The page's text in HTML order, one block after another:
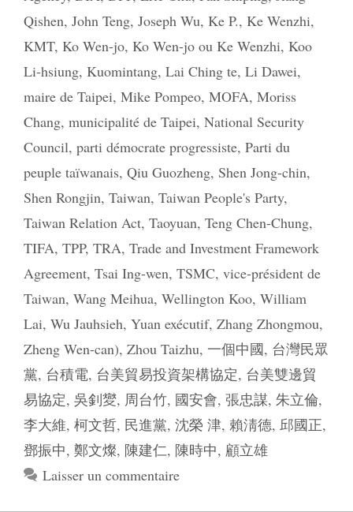
Qishen, John Teng, Joseph Wu, Ke P., Ke Wenzhi,
KMT, Ko Wen-jo, Ko Wen-jo ou Ke Wenzhi, Koo
Li-hsiung, Kuomintang, Lai Ching te, Li Dawei,
maire de Taipei, Mike Pompeo, MOFA, Moriss
Chang, municipalité de Taipei, National Security
Council, parti démocrate progressiste, Parti du
peuple taïwanais, Qiu Guozheng, Shen Jong-chin,
Shen Rongjin, Taiwan, Taiwan People's Party,
Taiwan Relation Act, Taoyuan, Teng Chen-Chung,
TIFA, TPP, TRA, Trade and Investment Framework
Agreement, Tsai Ing-wen, TSMC, vice-président de
Taiwan, Wang Meihua, Wellington Koo, William
Lai, Wu Jauhsieh, Yuan exécutif, Zhang Zhongmou,
Zheng Wen-can), Zhou Taizhu, 一個中國, 台灣民眾
黨, 台積電, 台美貿易投資架構協定, 台美雙邊貿
易協定, 吳釗夑, 周台竹, 國安會, 張忠謀, 朱立倫,
李大維, 柯文哲, 民進黨, 沈榮 津, 賴淸德, 邱國正,
鄧振中, 鄭文燦, 陳建仁, 陳時中, 顧立雄
Laisser un commentaire